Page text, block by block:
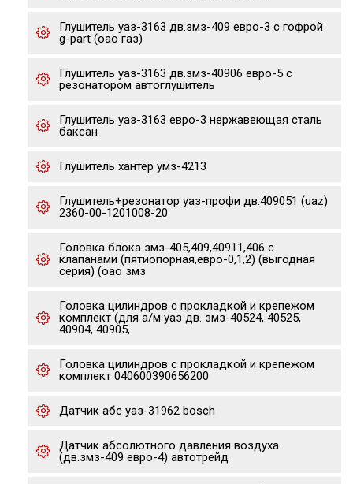
Глушитель уаз-3163 дв.змз-409 евро-3 с гофрой
g-part (оао газ)
Глушитель уаз-3163 дв.змз-40906 евро-5 с
резонатором автоглушитель
Глушитель уаз-3163 евро-3 нержавеющая сталь
баксан
Глушитель хантер умз-4213
Глушитель+резонатор уаз-профи дв.409051 (uaz)
2360-00-1201008-20
Головка блока змз-405,409,40911,406 с
клапанами (пятиопорная,евро-0,1,2) (выгодная
серия) (оао змз
Головка цилиндров с прокладкой и крепежом
комплект (для а/м уаз дв. змз-40524, 40525,
40904, 40905,
Головка цилиндров с прокладкой и крепежом
комплект 040600390656200
Датчик абс уаз-31962 bosch
Датчик абсолютного давления воздуха
(дв.змз-409 евро-4) автотрейд